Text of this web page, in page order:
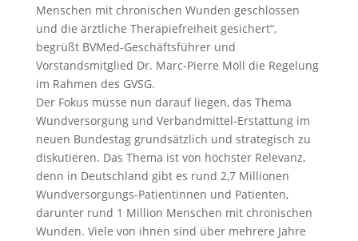
Menschen mit chronischen Wunden geschlossen
und die ärztliche Therapiefreiheit gesichert“,
begrüßt BVMed-Geschäftsführer und
Vorstandsmitglied Dr. Marc-Pierre Möll die Regelung
im Rahmen des GVSG.
Der Fokus müsse nun darauf liegen, das Thema
Wundversorgung und Verbandmittel-Erstattung im
neuen Bundestag grundsätzlich und strategisch zu
diskutieren. Das Thema ist von höchster Relevanz,
denn in Deutschland gibt es rund 2,7 Millionen
Wundversorgungs-Patientinnen und Patienten,
darunter rund 1 Million Menschen mit chronischen
Wunden. Viele von ihnen sind über mehrere Jahre